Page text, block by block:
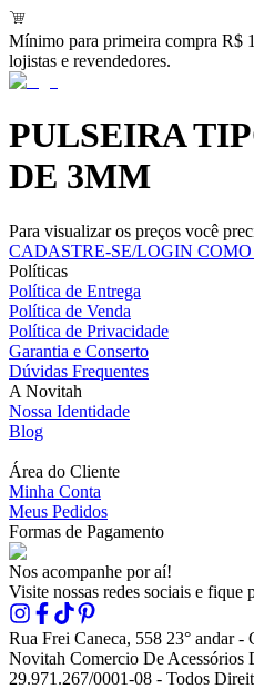
Mínimo para primeira compra R$
lojistas e revendedores.
PULSEIRA
DE 3MM
Para visualizar os preços você
CADASTRE-SE/LOGIN COMO
Políticas
Política de Entrega
Política de Venda
Política de Privacidade
Garantia e Conserto
Dúvidas Frequentes
A Novitah
Nossa Identidade
Blog
Área do Cliente
Minha Conta
Meus Pedidos
Formas de Pagamento
Nos acompanhe por aí!
Visite nossas redes sociais e fique
Rua Frei Caneca, 558 23° andar -
Novitah Comercio De
29.971.267/0001-08 - Todos